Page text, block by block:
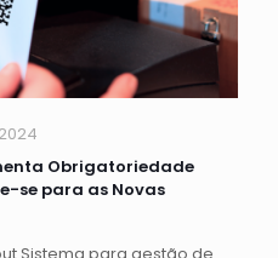
Obrigatoriedade
se para as Novas